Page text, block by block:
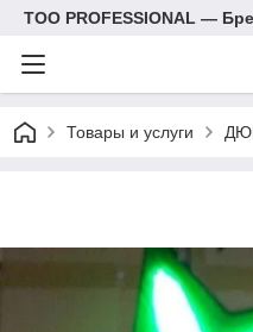
ТОО PROFESSIONAL —
Товары и услуги